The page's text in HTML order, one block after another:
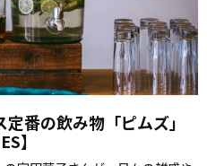
番の飲み物「ピムズ」
】